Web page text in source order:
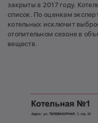
закрыты в 2017 году.
список. По оценкам
котельных исключит
отопительном сезоне в
веществ.